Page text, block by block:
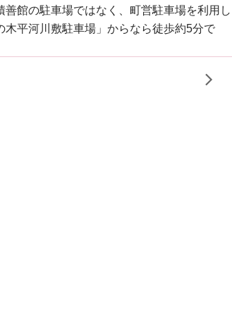
館の駐車場ではなく、町営駐車場を利用し
平河川敷駐車場」からなら徒歩約5分で